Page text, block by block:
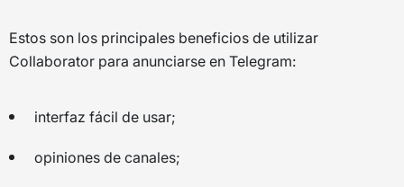
Estos son los principales beneficios de utilizar
Collaborator para anunciarse en Telegram:
interfaz fácil de usar;
opiniones de canales;